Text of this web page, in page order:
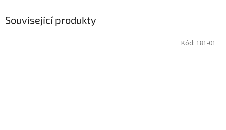
Související produkty
Kód: 181-01